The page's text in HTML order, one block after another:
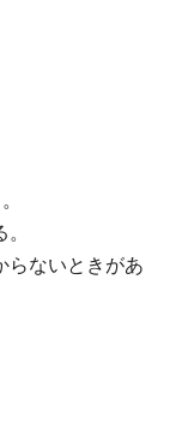
らないときがあ